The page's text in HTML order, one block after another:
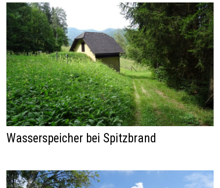
Wasserspeicher bei Spitzbrand